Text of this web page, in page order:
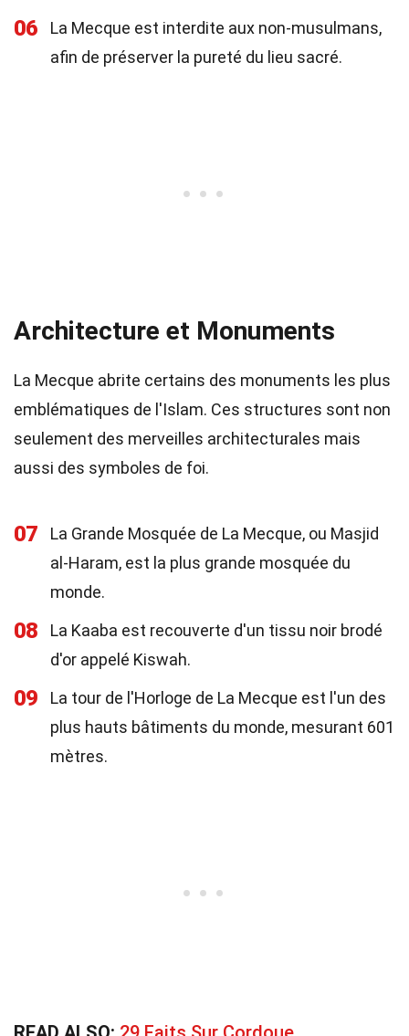
06
La Mecque est interdite aux non-musulmans,
afin de préserver la pureté du lieu sacré.
Architecture et Monuments
La Mecque abrite certains des monuments les plus
emblématiques de l'Islam. Ces structures sont non
seulement des merveilles architecturales mais
aussi des symboles de foi.
07
La Grande Mosquée de La Mecque, ou Masjid
al-Haram, est la plus grande mosquée du
monde.
08
La Kaaba est recouverte d'un tissu noir brodé
d'or appelé Kiswah.
09
La tour de l'Horloge de La Mecque est l'un des
plus hauts bâtiments du monde, mesurant 601
mètres.